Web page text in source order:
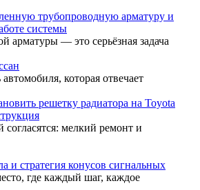
трубопроводную арматуру и
системы
арматуры — это серьёзная задача
которая отвечает
решетку радиатора на Toyota
мелкий ремонт и
и стратегия конусов сигнальных
где каждый шаг, каждое